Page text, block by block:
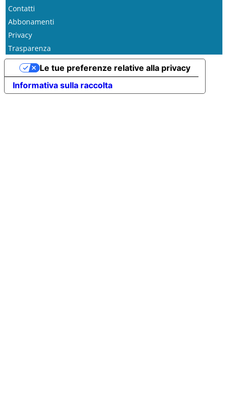
Contatti
Abbonamenti
Privacy
Trasparenza
Informativa sulla raccolta
Le tue preferenze relative alla privacy